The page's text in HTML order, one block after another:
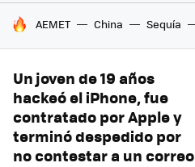
HOY SE HABLA DE
AEMET China Sequía
Un joven de 19 años
hackeó el iPhone, fue
contratado por Apple y
terminó despedido por
no contestar a un correo